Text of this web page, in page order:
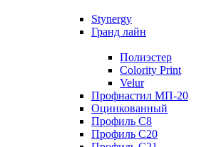
Stynergy
Гранд лайн
Полиэстер
Colority Print
Velur
Профнастил МП-20
Оцинкованный
Профиль С8
Профиль С20